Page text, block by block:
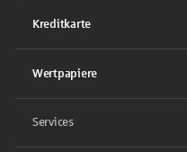
Kreditkarte
Wertpapiere
Services